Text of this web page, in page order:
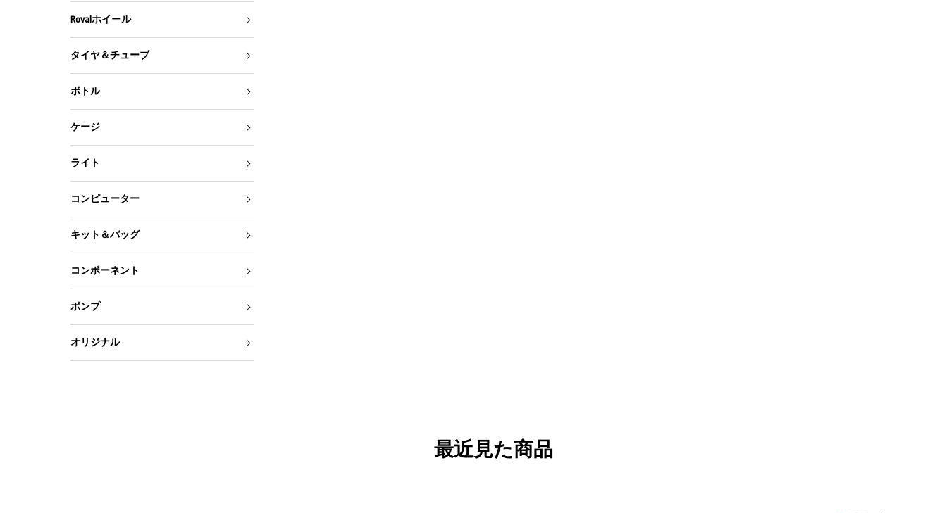
Rovalホイール
タイヤ＆チューブ
ボトル
ケージ
ライト
コンピューター
キット＆バッグ
コンポーネント
ポンプ
オリジナル
最近見た商品